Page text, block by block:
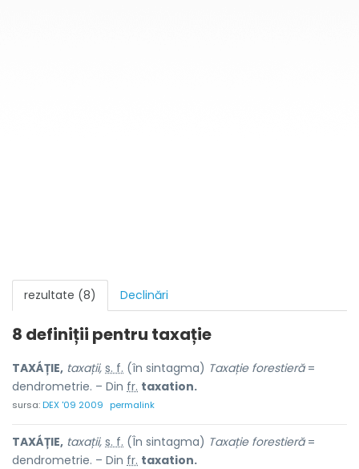
rezultate (8) Declinări
8 definiții pentru taxație
TAXÁȚIE, taxații, s. f. (în sintagma) Taxație forestieră=
dendrometrie. – Din fr. taxation.
sursa:DEX '09 2009 permalink
TAXÁȚIE, taxații, s. f. (În sintagma) Taxație forestieră=
dendrometrie. – Din fr. taxation.